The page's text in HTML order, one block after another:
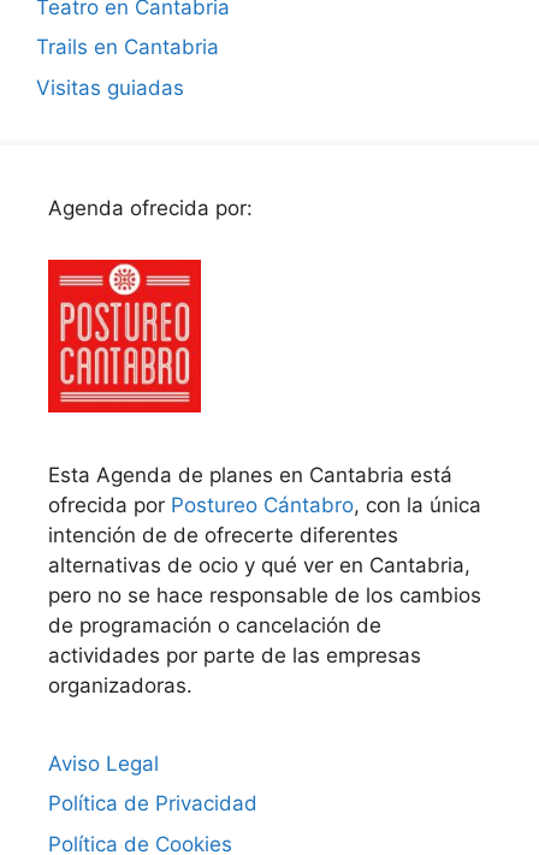
Teatro en Cantabria
Trails en Cantabria
Visitas guiadas
Agenda ofrecida por:
Esta Agenda de planes en Cantabria está
ofrecida por Postureo Cántabro, con la única
intención de de ofrecerte diferentes
alternativas de ocio y qué ver en Cantabria,
pero no se hace responsable de los cambios
de programación o cancelación de
actividades por parte de las empresas
organizadoras.
Aviso Legal
Política de Privacidad
Política de Cookies